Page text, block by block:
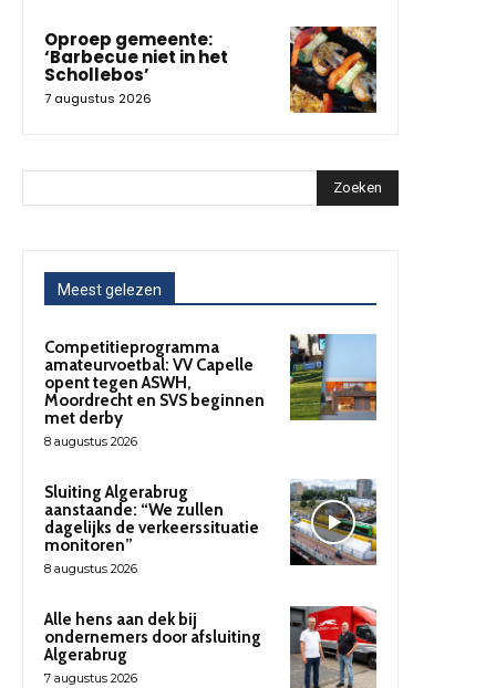
Oproep gemeente:
‘Barbecue niet in het
Schollebos’
7 augustus 2026
Zoeken
Meest gelezen
Competitieprogramma
amateurvoetbal: VV Capelle
opent tegen ASWH,
Moordrecht en SVS beginnen
met derby
8 augustus 2026
Sluiting Algerabrug
aanstaande: “We zullen
dagelijks de verkeerssituatie
monitoren”
8 augustus 2026
Alle hens aan dek bij
ondernemers door afsluiting
Algerabrug
7 augustus 2026